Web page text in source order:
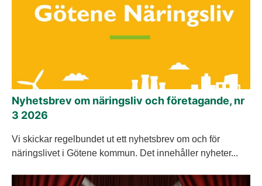
Nyhetsbrev om näringsliv och företagande, nr
3 2026
Vi skickar regelbundet ut ett nyhetsbrev om och för
näringslivet i Götene kommun. Det innehåller nyheter...